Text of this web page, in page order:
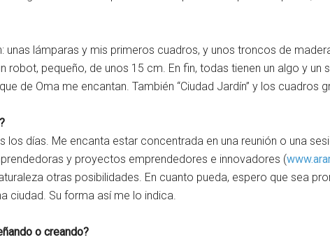
unas lámparas y mis primeros cuadros, y unos troncos de
robot, pequeño, de unos 15 cm. En fin, todas tienen un algo y
de Oma me encantan. También “Ciudad Jardín” y los cuadros
los días. Me encanta estar concentrada en una reunión o una
y proyectos emprendedores e innovadores (
otras posibilidades. En cuanto pueda, espero que sea
ciudad. Su forma así me lo indica.
o creando?